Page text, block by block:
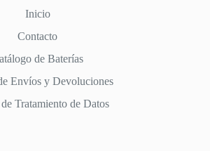
Inicio
Contacto
de Baterías
Envíos y Devoluciones
Tratamiento de Datos